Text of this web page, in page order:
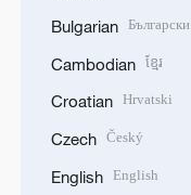
Bulgarian Български
Cambodian ខ្មែរ
Croatian Hrvatski
Czech Český
English English